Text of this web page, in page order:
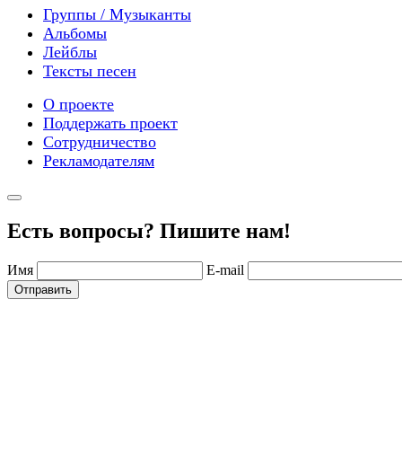
Группы / Музыканты
Альбомы
Лейблы
Тексты песен
О проекте
Поддержать проект
Сотрудничество
Рекламодателям
Есть вопросы? Пишите нам!
Имя E-mail